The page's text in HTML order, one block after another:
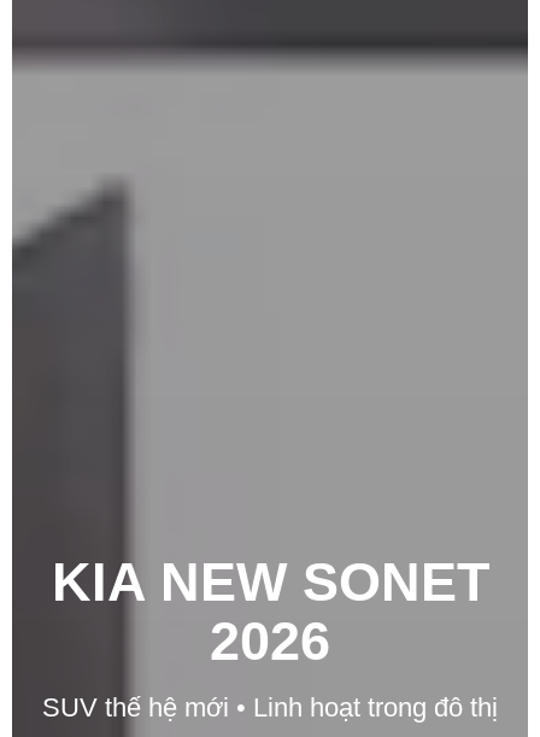
KIA NEW SONET
2026
SUV thế hệ mới • Linh hoạt trong đô thị